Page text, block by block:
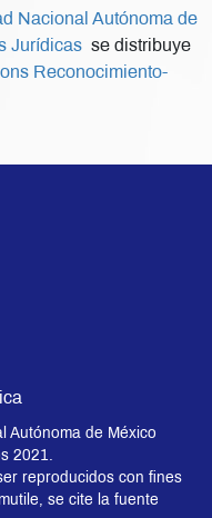
Nacional Autónoma de
Jurídicas se distribuye
Reconocimiento-
Autónoma de México
2021.
reproducidos con fines
se cite la fuente